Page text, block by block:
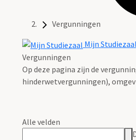
Vergunningen
Mijn
Vergunningen
Op deze pagina zijn de
hinderwetvergunningen),
Alle velden